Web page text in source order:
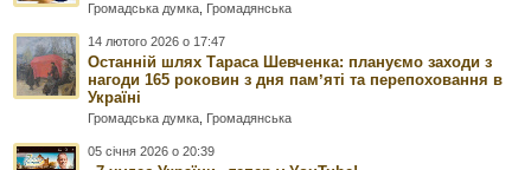
Громадська думка Громадянська
14 лютого 2026 о 17:47
Останній шлях Тараса Шевченка: плануємо заходи з
нагоди 165 роковин з дня памʼяті та перепоховання в
Україні
Громадська думка Громадянська
05 січня 2026 о 20:39